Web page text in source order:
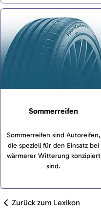
Sommerreifen
Sommerreifen sind Autoreifen,
die speziell für den Einsatz bei
wärmerer Witterung konzipiert
sind.
Zurück zum Lexikon